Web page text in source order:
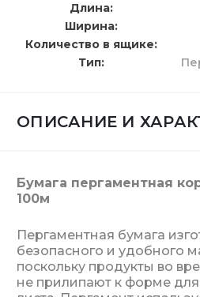
Длина
Ширина
Количество в ящике
Тип
ОПИСАНИЕ И
Бумага пергаментная
100м
Пергаментная бумага
безопасного и удобного
поскольку продукты во
не прилипают к форме